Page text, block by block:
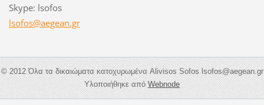
Skype: lsofos
lsofos@aegean.gr
© 2012 Όλα τα δικαιώματα κατοχυρωμένα Alivisos Sofos lsofos@aegean.gr
Υλοποιήθηκε απόWebnode